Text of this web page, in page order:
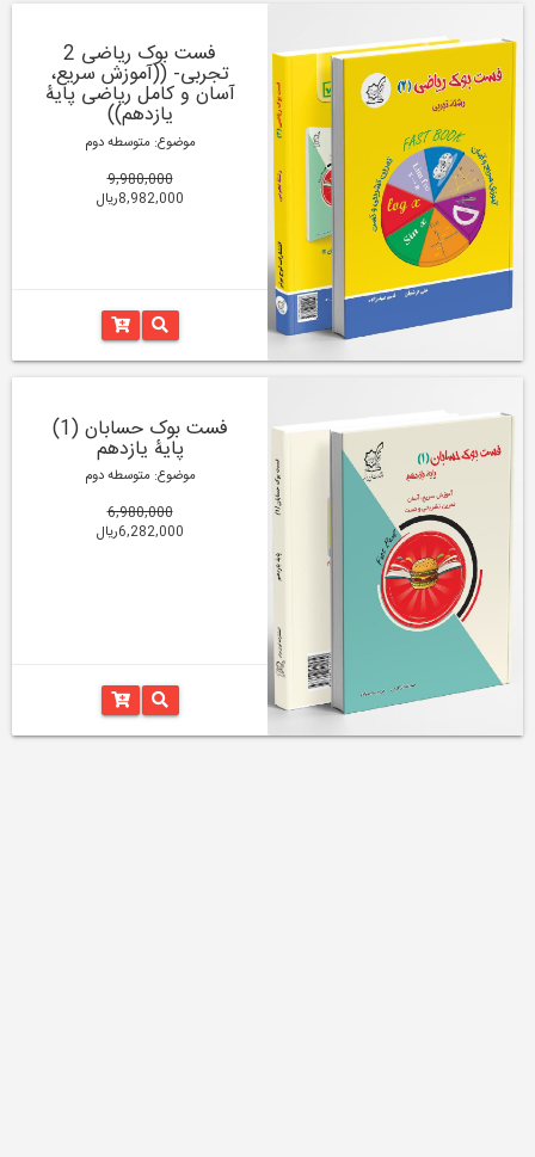
فست بوک ریاضی 2
تجربی- ((آموزش سریع،
آسان و کامل ریاضی پایۀ
یازدهم))
موضوع: متوسطه دوم
9,980,000
8,982,000ریال
فست بوک حسابان (1)
پایۀ یازدهم
موضوع: متوسطه دوم
6,980,000
6,282,000ریال